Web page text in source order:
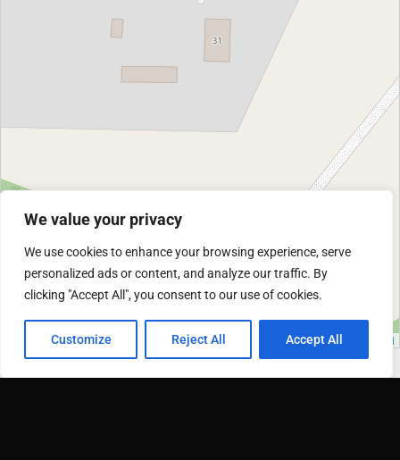
We value your privacy
We use cookies to enhance your browsing experience, serve
personalized ads or content, and analyze our traffic. By
clicking "Accept All", you consent to our use of cookies.
Customize Reject All Accept All
Žemėlapis: © OpenStreetMap teikėjai